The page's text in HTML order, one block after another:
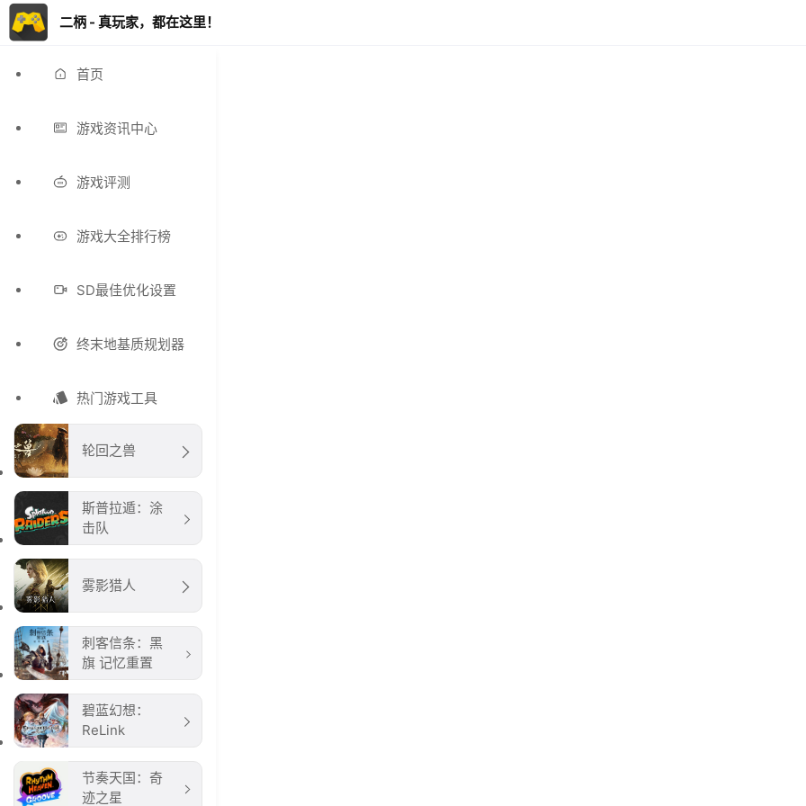
二柄 - 真玩家，都在这里！
首页
游戏资讯中心
游戏评测
游戏大全排行榜
SD最佳优化设置
终末地基质规划器
热门游戏工具
轮回之兽
斯普拉遁：涂
击队
雾影猎人
刺客信条：黑
旗 记忆重置
碧蓝幻想：
ReLink
节奏天国：奇
迹之星